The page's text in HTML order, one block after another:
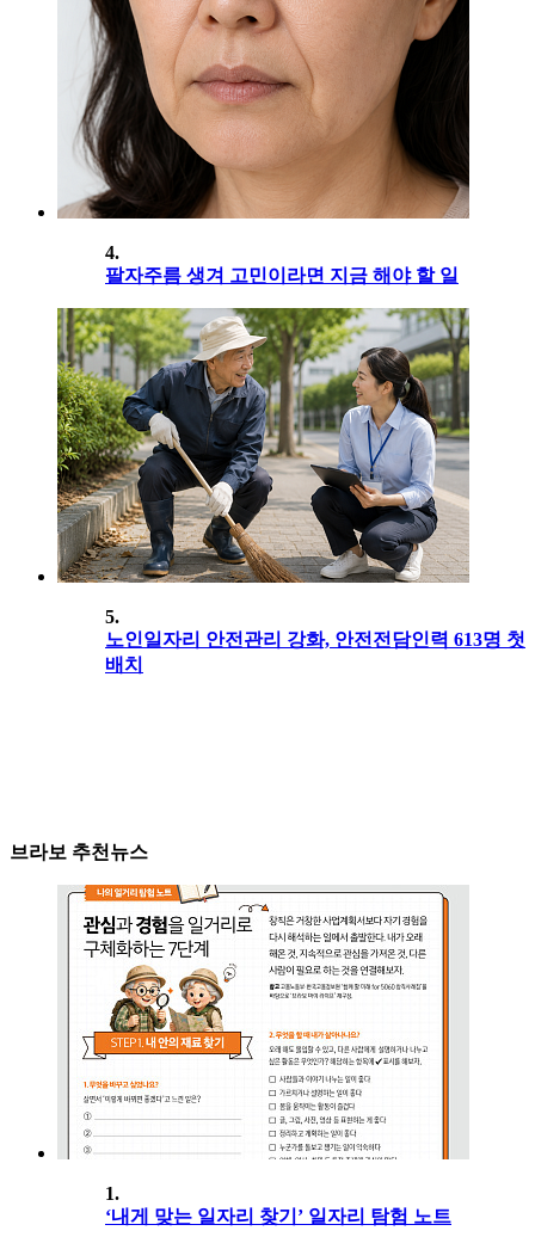
4.
팔자주름 생겨 고민이라면 지금 해야 할 일
5.
노인일자리 안전관리 강화, 안전전담인력 613명 첫
배치
브라보 추천뉴스
1.
‘내게 맞는 일자리 찾기’ 일자리 탐험 노트